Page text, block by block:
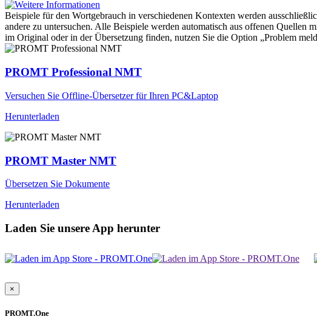
Beispiele für den Wortgebrauch in verschiedenen Kontexten werden
andere zu untersuchen. Alle Beispiele werden automatisch aus offenen Quellen
im Original oder in der Übersetzung finden, nutzen Sie die Option „Problem
PROMT Professional NMT
Versuchen Sie Offline-Übersetzer für Ihren PC&Laptop
Herunterladen
PROMT Master NMT
Übersetzen Sie Dokumente
Herunterladen
Laden Sie unsere App herunter
×
PROMT.One